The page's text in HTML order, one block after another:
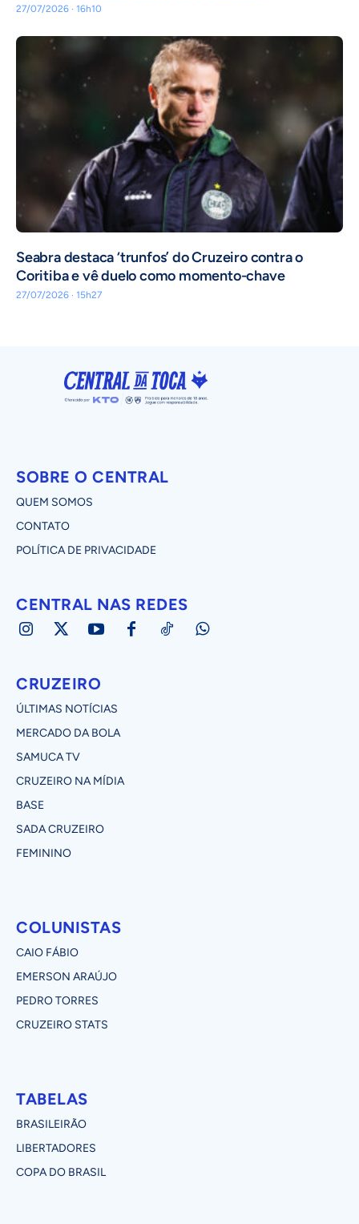
27/07/2026 · 16h10
Seabra destaca ‘trunfos’ do Cruzeiro contra o
Coritiba e vê duelo como momento-chave
27/07/2026 · 15h27
SOBRE O CENTRAL
QUEM SOMOS
CONTATO
POLÍTICA DE PRIVACIDADE
CENTRAL NAS REDES
CRUZEIRO
ÚLTIMAS NOTÍCIAS
MERCADO DA BOLA
SAMUCA TV
CRUZEIRO NA MÍDIA
BASE
SADA CRUZEIRO
FEMININO
COLUNISTAS
CAIO FÁBIO
EMERSON ARAÚJO
PEDRO TORRES
CRUZEIRO STATS
TABELAS
BRASILEIRÃO
LIBERTADORES
COPA DO BRASIL